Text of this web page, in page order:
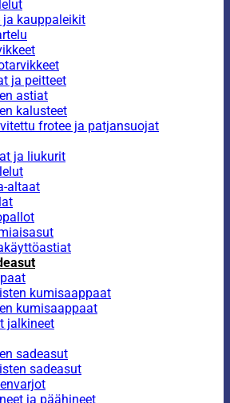
ja kauppaleikit
ja peitteet
astiat
kalusteet
frotee ja patjansuojat
ja liukurit
altaat
kumisaappaat
kumisaappaat
jalkineet
sadeasut
sadeasut
ja päähineet